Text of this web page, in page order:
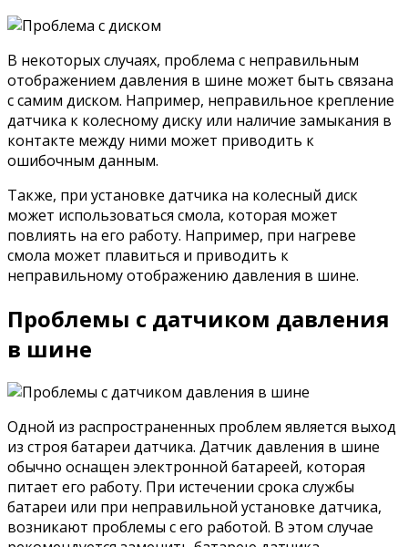
В некоторых случаях, проблема с неправильным
отображением давления в шине может быть связана
с самим диском. Например, неправильное крепление
датчика к колесному диску или наличие замыкания в
контакте между ними может приводить к
ошибочным данным.
Также, при установке датчика на колесный диск
может использоваться смола, которая может
повлиять на его работу. Например, при нагреве
смола может плавиться и приводить к
неправильному отображению давления в шине.
Проблемы с датчиком давления
в шине
Одной из распространенных проблем является выход
из строя батареи датчика. Датчик давления в шине
обычно оснащен электронной батареей, которая
питает его работу. При истечении срока службы
батареи или при неправильной установке датчика,
возникают проблемы с его работой. В этом случае